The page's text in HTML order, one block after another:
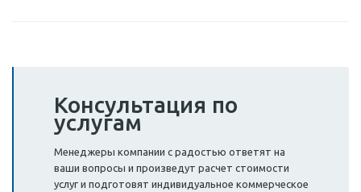
Консультация по
услугам
Менеджеры компании с радостью ответят на
ваши вопросы и произведут расчет стоимости
услуг и подготовят индивидуальное коммерческое